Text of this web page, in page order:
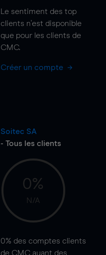
Le sentiment des top
clients n'est disponible
que pour les clients de
CMC.
Créer un compte
Soitec SA
- Tous les clients
0%
N/A
0% des comptes clients
de CMC ayant des